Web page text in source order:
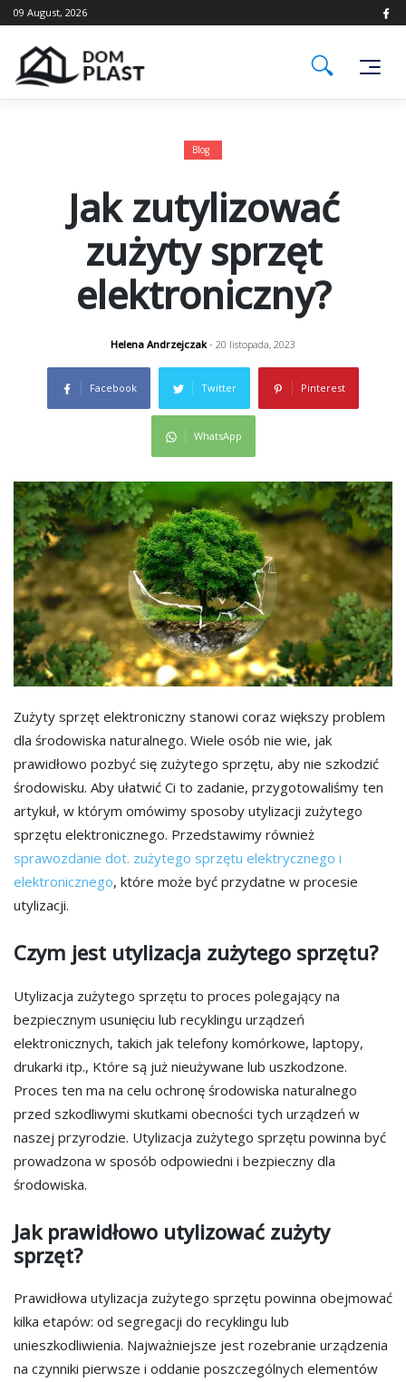
Skip
to
09 August, 2026
Blog
Jak zutylizować
zużyty sprzęt
elektroniczny?
Helena Andrzejczak- 20 listopada, 2023
Facebook Twitter Pinterest
WhatsApp
Zużyty sprzęt elektroniczny stanowi coraz większy problem
dla środowiska naturalnego. Wiele osób nie wie, jak
prawidłowo pozbyć się zużytego sprzętu, aby nie szkodzić
środowisku. Aby ułatwić Ci to zadanie, przygotowaliśmy ten
artykuł, w którym omówimy sposoby utylizacji zużytego
sprzętu elektronicznego. Przedstawimy również
sprawozdanie dot. zużytego sprzętu elektrycznego i
elektronicznego, które może być przydatne w procesie
utylizacji.
Czym jest utylizacja zużytego sprzętu?
Utylizacja zużytego sprzętu to proces polegający na
bezpiecznym usunięciu lub recyklingu urządzeń
elektronicznych, takich jak telefony komórkowe, laptopy,
drukarki itp., Które są już nieużywane lub uszkodzone.
Proces ten ma na celu ochronę środowiska naturalnego
przed szkodliwymi skutkami obecności tych urządzeń w
naszej przyrodzie. Utylizacja zużytego sprzętu powinna być
prowadzona w sposób odpowiedni i bezpieczny dla
środowiska.
Jak prawidłowo utylizować zużyty
sprzęt?
Prawidłowa utylizacja zużytego sprzętu powinna obejmować
kilka etapów: od segregacji do recyklingu lub
unieszkodliwienia. Najważniejsze jest rozebranie urządzenia
na czynniki pierwsze i oddanie poszczególnych elementów